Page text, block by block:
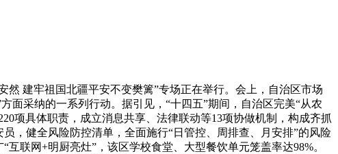
建牢祖国北疆平安不变樊篱”专场正在举行。会上，自治区市场
面采纳的一系列行动。据引见，“十四五”期间，自治区完美“从农
项具体职责，成立消息共享、法律联动等13项协做机制，构成齐抓
，健全风险防控清单，全面施行“日管控、周排查、月安排”的风险
联网+明厨亮灶”，该区学校食堂、大型餐饮单元笼盖率达98%。